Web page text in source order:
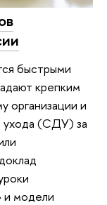
быстрыми
крепким
организации и
ухода (СДУ) за
и модели